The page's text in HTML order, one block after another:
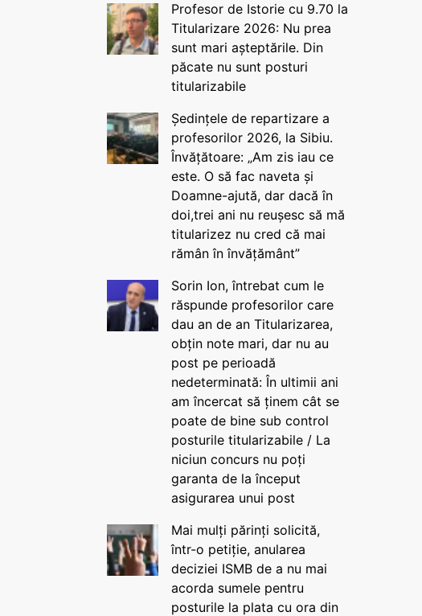
Profesor de Istorie cu 9.70 la
Titularizare 2026: Nu prea
sunt mari așteptările. Din
păcate nu sunt posturi
titularizabile
Ședințele de repartizare a
profesorilor 2026, la Sibiu.
Învățătoare: „Am zis iau ce
este. O să fac naveta și
Doamne-ajută, dar dacă în
doi,trei ani nu reușesc să mă
titularizez nu cred că mai
rămân în învățământ”
Sorin Ion, întrebat cum le
răspunde profesorilor care
dau an de an Titularizarea,
obțin note mari, dar nu au
post pe perioadă
nedeterminată: În ultimii ani
am încercat să ținem cât se
poate de bine sub control
posturile titularizabile / La
niciun concurs nu poți
garanta de la început
asigurarea unui post
Mai mulți părinți solicită,
într-o petiție, anularea
deciziei ISMB de a nu mai
acorda sumele pentru
posturile la plata cu ora din